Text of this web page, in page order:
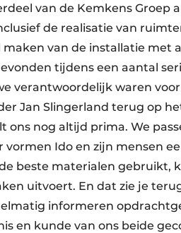
van de Kemkens Groep
de realisatie van
van de installatie met
tijdens een aantal
verantwoordelijk waren
Jan Slingerland terug op
ons nog altijd prima. We
Ido en zijn mensen
beste materialen gebruikt,
uitvoert. En dat zie je
informeren
en kunde van ons beide